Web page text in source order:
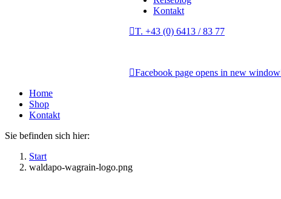
Kontakt
T. +43 (0) 6413 / 83 77
Facebook page opens in new window
Home
Shop
Kontakt
Sie befinden sich hier:
Start
waldapo-wagrain-logo.png